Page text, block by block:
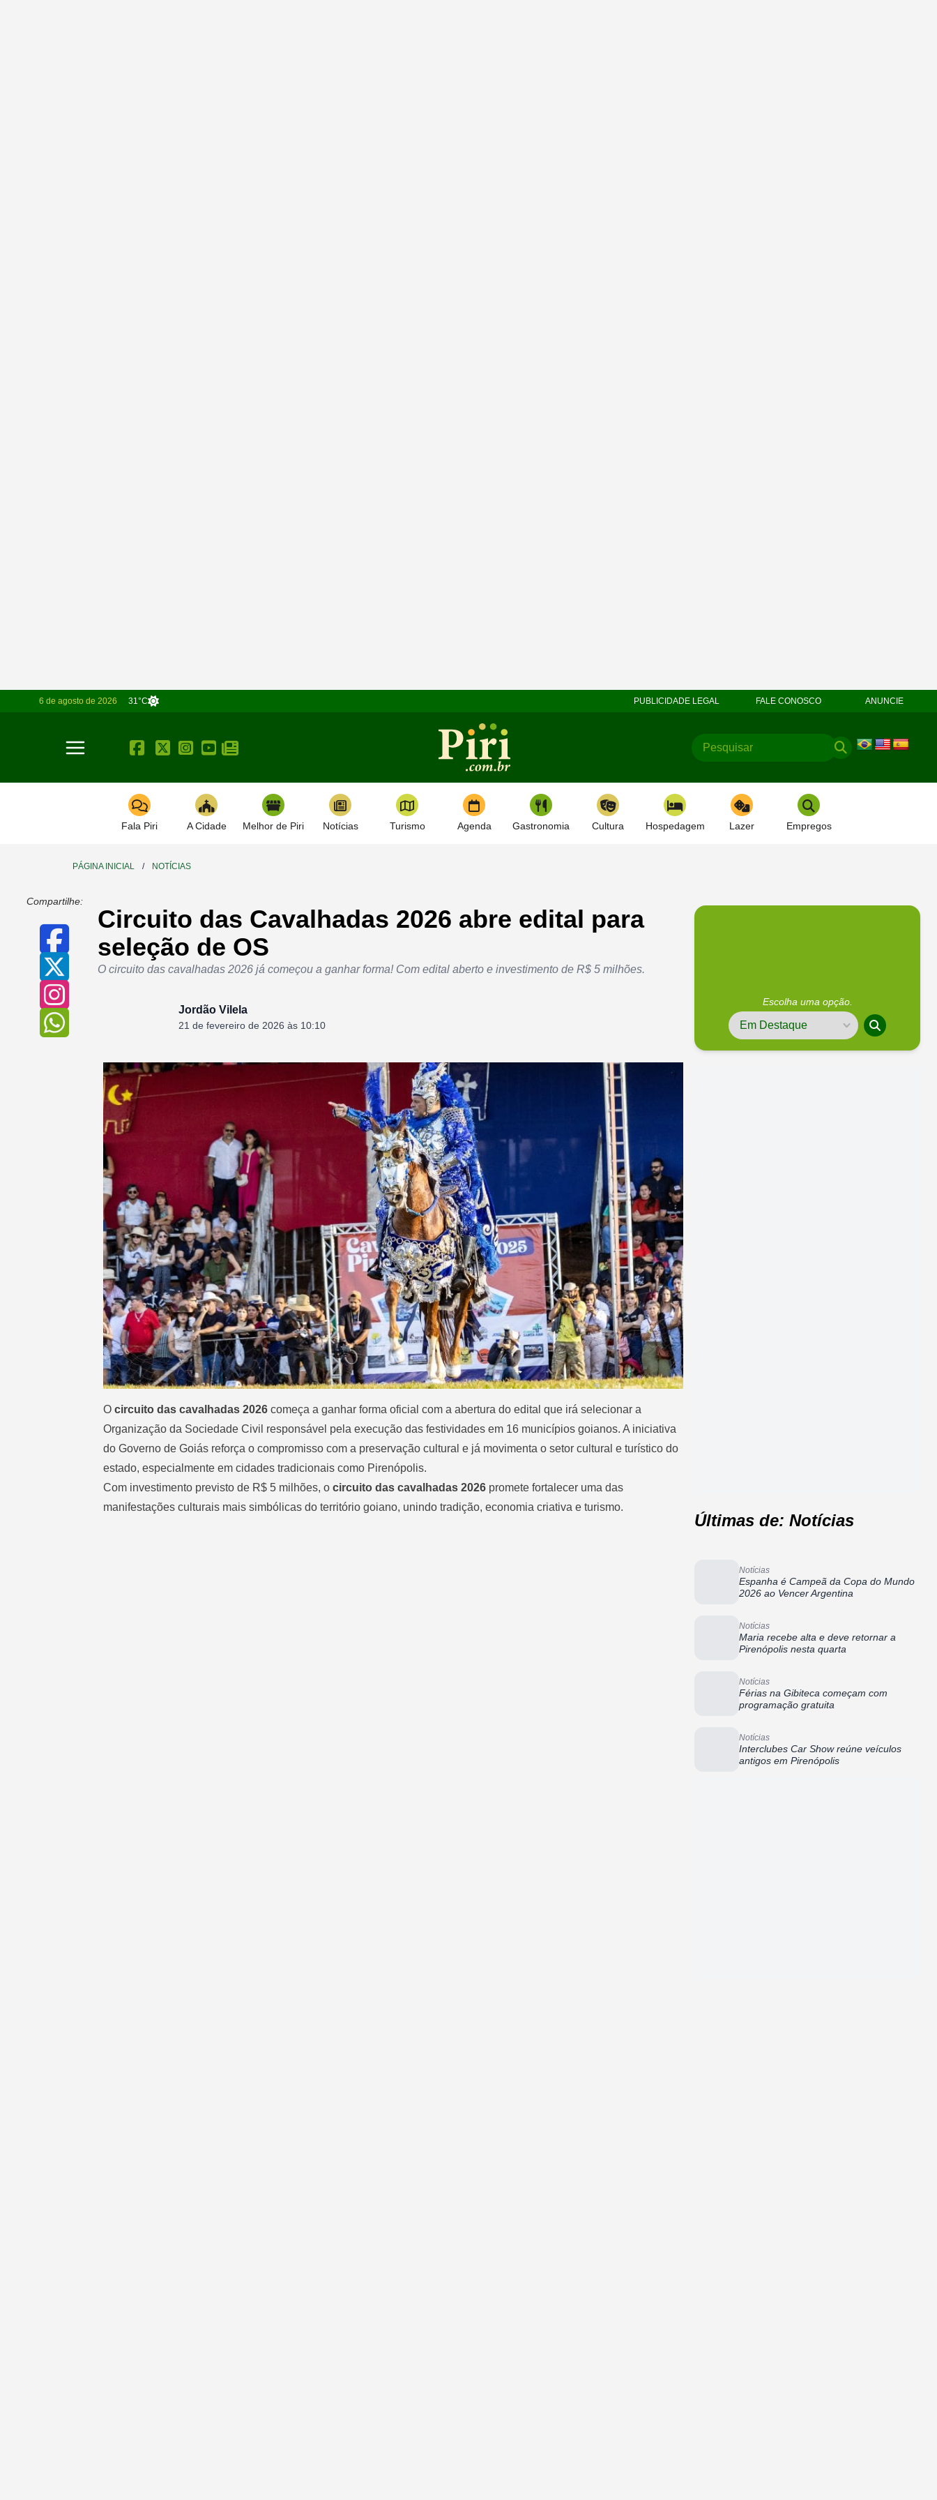
6 de agosto de 2026 31°C PUBLICIDADE LEGAL FALE CONOSCO ANUNCIE
Toggle navigation
Fala Piri A Cidade Melhor de Piri Notícias Turismo Agenda Gastronomia Cultura Hospedagem Lazer Empregos
PÁGINA INICIAL / NOTÍCIAS
Compartilhe:
Circuito das Cavalhadas 2026 abre edital para
seleção de OS
O circuito das cavalhadas 2026 já começou a ganhar forma! Com edital aberto e investimento de R$ 5 milhões.
Jordão Vilela
21 de fevereiro de 2026 às 10:10
O circuito das cavalhadas 2026 começa a ganhar forma oficial com a abertura do edital que irá selecionar a
Organização da Sociedade Civil responsável pela execução das festividades em 16 municípios goianos. A iniciativa
do Governo de Goiás reforça o compromisso com a preservação cultural e já movimenta o setor cultural e turístico do
estado, especialmente em cidades tradicionais como Pirenópolis.
Com investimento previsto de R$ 5 milhões, o circuito das cavalhadas 2026 promete fortalecer uma das
manifestações culturais mais simbólicas do território goiano, unindo tradição, economia criativa e turismo.
Escolha uma opção.
Últimas de: Notícias
Notícias
Espanha é Campeã da Copa do Mundo
2026 ao Vencer Argentina
Notícias
Maria recebe alta e deve retornar a
Pirenópolis nesta quarta
Notícias
Férias na Gibiteca começam com
programação gratuita
Notícias
Interclubes Car Show reúne veículos
antigos em Pirenópolis